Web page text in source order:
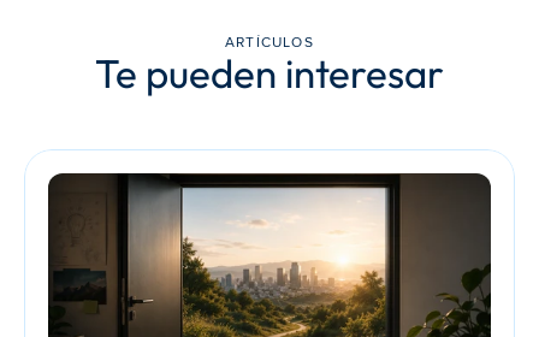
ARTÍCULOS
Te pueden interesar